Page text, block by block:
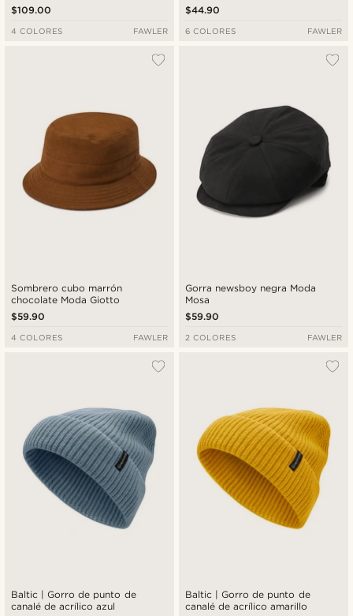
$109.00
4 COLORES FAWLER
$44.90
6 COLORES FAWLER
Sombrero cubo marrón
chocolate Moda Giotto
$59.90
4 COLORES FAWLER
Gorra newsboy negra Moda
Mosa
$59.90
2 COLORES FAWLER
Baltic | Gorro de punto de
canalé de acrílico azul
Baltic | Gorro de punto de
canalé de acrílico amarillo